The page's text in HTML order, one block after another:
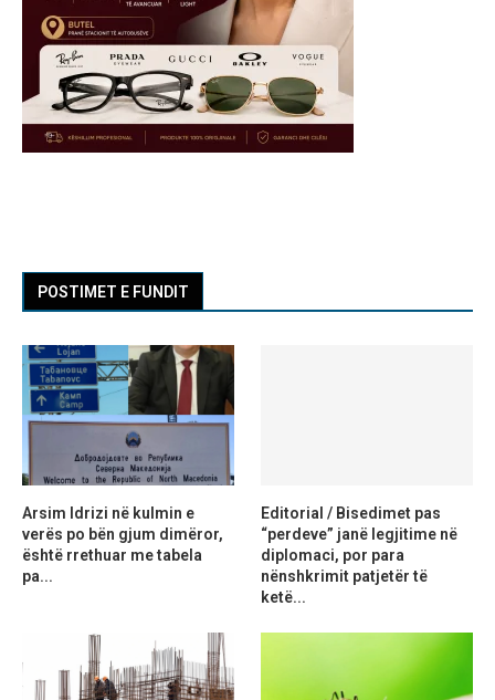
POSTIMET E FUNDIT
Arsim Idrizi në kulmin e
verës po bën gjum dimëror,
është rrethuar me tabela
pa...
Editorial / Bisedimet pas
“perdeve” janë legjitime në
diplomaci, por para
nënshkrimit patjetër të
ketë...